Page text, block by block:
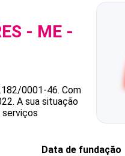
- ME -
0001-46. Com
A sua situação
Data de fundação